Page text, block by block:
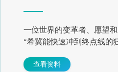
一位世界的变革者、愿望
“希冀能快速冲到终点线的
查看资料